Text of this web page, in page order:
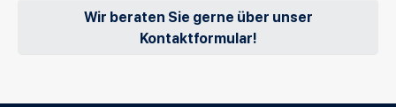
Wir beraten Sie gerne über unser
Kontaktformular!